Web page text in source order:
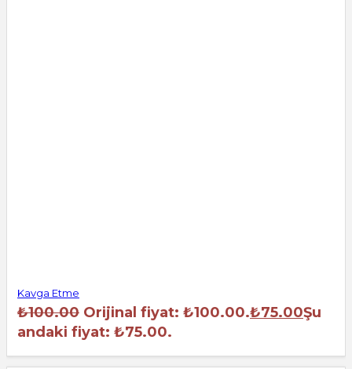
Kavga Etme
₺100.00 Orijinal fiyat: ₺100.00.₺75.00Şu
andaki fiyat: ₺75.00.